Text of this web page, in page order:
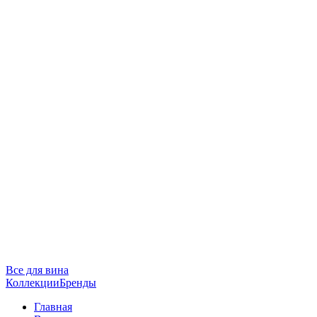
Все для вина
КоллекцииБренды
Главная